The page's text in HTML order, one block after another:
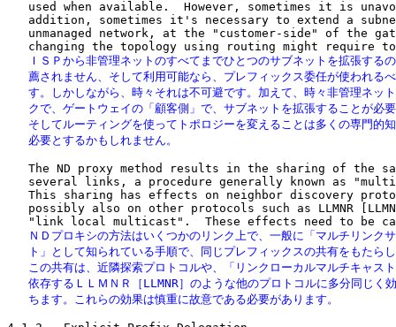
used when available.  However, sometimes it is
addition, sometimes it's necessary to extend a
unmanaged network, at the "customer-side" of the
ＩＳＰから非管理ネットのすべてまでひとつのサブネットを拡張する
薦されません、そして利用可能なら、プレフィックス委任が使われる
す。しかしながら、時々それは不可避です。加えて、時々非管理ネッ
クで、ゲートウェイの「顧客側」で、サブネットを拡張することが必
そしてルーティングを使ってトポロジーを変えることは多くの専門的
   必要とするかもしれません。
The ND proxy method results in the sharing of the
several links, a procedure generally known as
This sharing has effects on neighbor discovery
possibly also on other protocols such as LLMNR
ＮＤプロキシの方法はいくつかのリンク上で、一般に「マルチリンク
ト」として知られている手順で、同じプレフィックスの共有をもたら
この共有は、近隣探索プロトコルや、「リンクローカルマルチキャス
依存するＬＬＭＮＲ［LLMNR］のような他のプロトコルに多分同じく
   ちます。これらの効果は慎重に故意である必要があります。